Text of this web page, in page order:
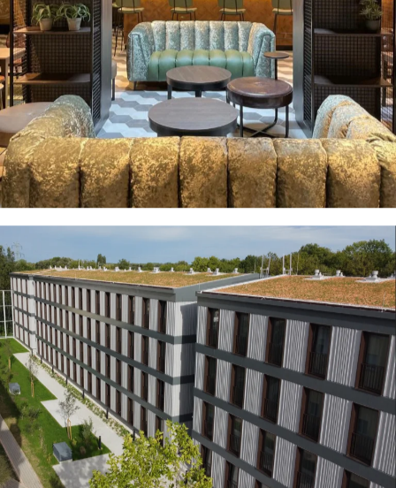
- München-Dachau -
- München-Dachau -